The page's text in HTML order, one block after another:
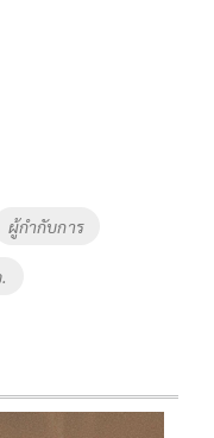
ผู้กำกับการ